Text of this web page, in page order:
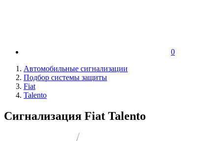
0
Автомобильные сигнализации
Подбор системы защиты
Fiat
Talento
Сигнализация Fiat Talento